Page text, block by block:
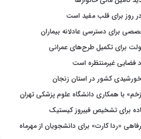
روز برای قلب مفید است
برای دسترسی عادلانه بیماران
برای تکمیل طرح‌های عمرانی
فضایی غیرمنتظره است
خورشیدی کشور در استان زنجان
با همکاری دانشگاه علوم پزشکی تهران
برای تشخیص فیبروز کیستیک
«ردا کارت» برای دانشجویان از مهرماه